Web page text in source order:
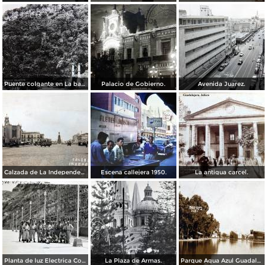
Puente colgante en La barranca de Oblatos. Palacio de Gobierno. Avenida Juarez.
Calzada de La Independencia Guadalajara, Jalisco. ( Circulada el 10 de Febrero de 1931 ). Escena callejera 1950. La antigua carcel.
Planta de luz Electrica Colimilla. ( Fechada el 1 de Octubre de 1950 ). La Plaza de Armas. Parque Agua Azul Guadalajara, Jalisco.